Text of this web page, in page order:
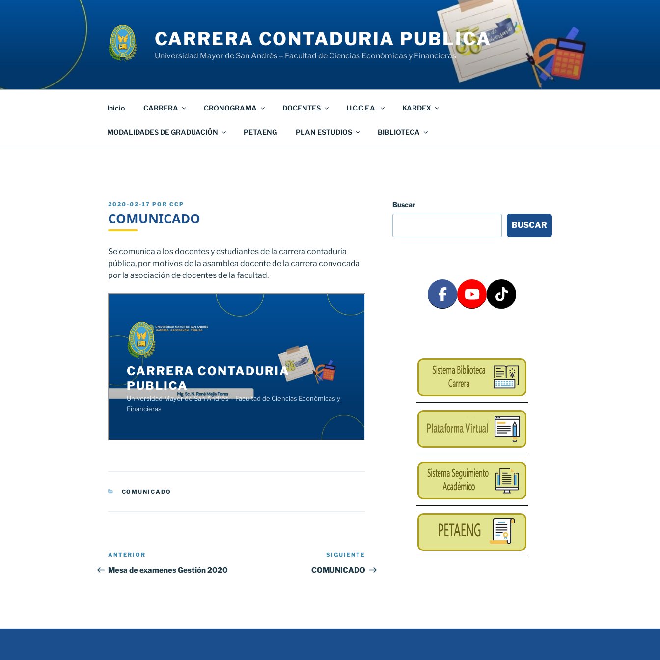
CARRERA CONTADURIA PUBLICA
Universidad Mayor de San Andrés – Facultad de Ciencias Económicas y Financieras
Inicio CARRERA CRONOGRAMA DOCENTES I.I.C.C.F.A. KARDEX
MODALIDADES DE GRADUACIÓN PETAENG PLAN ESTUDIOS BIBLIOTECA
PUBLICADO
2020-02-17 POR CCP
COMUNICADO
Se comunica a los docentes y estudiantes de la carrera contaduría
pública, por motivos de la asamblea docente de la carrera convocada
por la asociación de docentes de la facultad.
CATEGORÍAS
COMUNICADO
Navegación
de
Entrada
anterior:
ANTERIOR
Mesa de examenes Gestión 2020
entrada
SIGUIENTE
COMUNICADO
Buscar
BUSCAR